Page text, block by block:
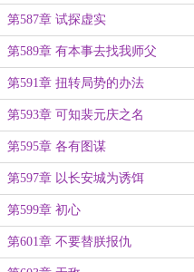
第587章 试探虚实
第589章 有本事去找我师父
第591章 扭转局势的办法
第593章 可知裴元庆之名
第595章 各有图谋
第597章 以长安城为诱饵
第599章 初心
第601章 不要替朕报仇